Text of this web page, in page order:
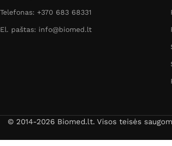
Telefonas: +370 683 68331
El. paštas: info@biomed.lt
© 2014-2026 Biomed.lt. Visos teisės